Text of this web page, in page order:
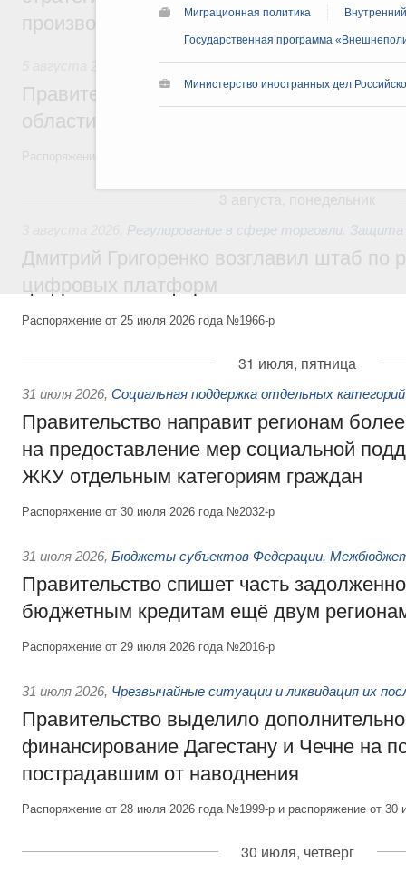
Миграционная политика
Государственная программа
Министерство иностранных дел
производительности труда
Национальный проект «Экологическое
Правительство увеличило объём
области в рамках федерального
Регулирование в сфере торговли.
Дмитрий Григоренко возглавил штаб по
цифровых платформ
Распоряжение от 25 июля 2026 года №1966-р
31 июля, пятница
31 июля 2026, Социальная поддержка отдельных
Правительство направит регионам
на предоставление мер социальной
ЖКУ отдельным категориям граждан
Распоряжение от 30 июля 2026 года №2032-р
31 июля 2026, Бюджеты субъектов Федерации.
Правительство спишет часть
бюджетным кредитам ещё двум
Распоряжение от 29 июля 2026 года №2016-р
31 июля 2026, Чрезвычайные ситуации и ликвидация их
Правительство выделило
финансирование Дагестану и Чечне на
пострадавшим от наводнения
Распоряжение от 28 июля 2026 года №1999-р и распоряжение от
30 июля, четверг